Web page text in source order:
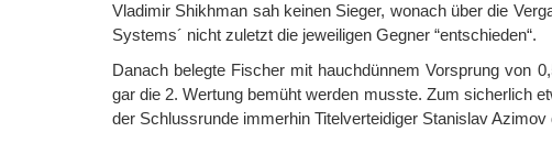
Vladimir Shikhman sah keinen Sieger, wonach über die
Systems´ nicht zuletzt die jeweiligen Gegner “entschieden“.
Danach belegte Fischer mit hauchdünnem Vorsprung von
gar die 2. Wertung bemüht werden musste. Zum sicherlich
der Schlussrunde immerhin Titelverteidiger Stanislav